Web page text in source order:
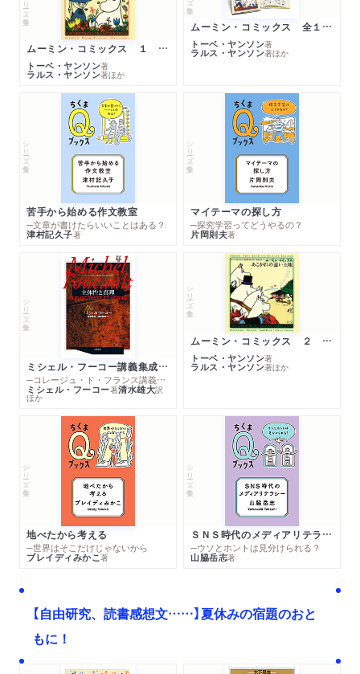
ムーミン・コミックス １ 黄金のしっぽ
トーベ・ヤンソン著
ラルス・ヤンソン著ほか
ムーミン・コミックス 全１４巻セット
トーベ・ヤンソン著
ラルス・ヤンソン著ほか
シリーズ・全集
苦手から始める作文教室
─文章が書けたらいいことはある？
津村記久子著
シリーズ・全集
マイテーマの探し方
─探究学習ってどうやるの？
片岡則夫著
シリーズ・全集
ミシェル・フーコー講義集成１０ 主体性と真理
─コレージュ・ド・フランス講義１９８０－１９８１年度
ミシェル・フーコー著清水雄大訳
ほか
シリーズ・全集
ムーミン・コミックス ２ あこがれの遠い土地
トーベ・ヤンソン著
ラルス・ヤンソン著ほか
シリーズ・全集
地べたから考える
─世界はそこだけじゃないから
ブレイディみかこ著
シリーズ・全集
ＳＮＳ時代のメディアリテラシー
─ウソとホントは見分けられる？
山脇岳志著
【自由研究、読書感想文……】夏休みの宿題のおと
もに！